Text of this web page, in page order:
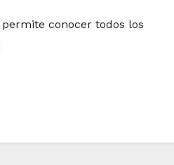
conocer todos los